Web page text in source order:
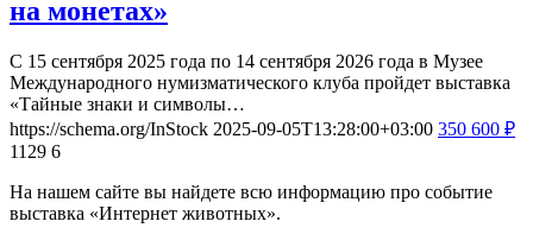
на монетах»
С 15 сентября 2025 года по 14 сентября 2026 года в Музее
Международного нумизматического клуба пройдет выставка
«Тайные знаки и символы…
https://schema.org/InStock 2025-09-05T13:28:00+03:00 350 600 ₽
1129 6
На нашем сайте вы найдете всю информацию про событие
выставка «Интернет животных».